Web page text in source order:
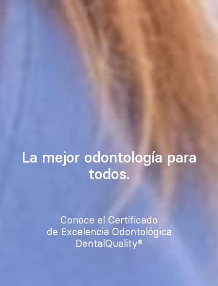
La mejor odontología para
todos.
Conoce el Certificado
de Excelencia Odontológica
DentalQuality®